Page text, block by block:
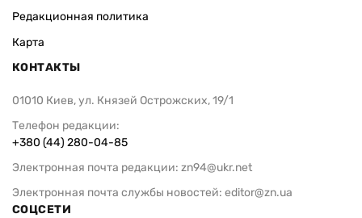
Редакционная политика
Карта
КОНТАКТЫ
01010 Киев, ул. Князей Острожских, 19/1
Телефон редакции:
+380 (44) 280-04-85
Электронная почта редакции: zn94@ukr.net
Электронная почта службы новостей: editor@zn.ua
СОЦСЕТИ